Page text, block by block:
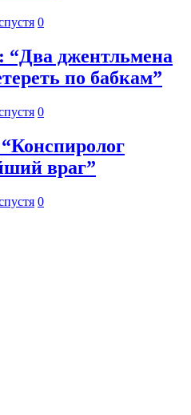
0
джентльмена
по бабкам”
0
враг”
0